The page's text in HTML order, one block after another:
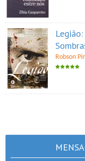
Robson